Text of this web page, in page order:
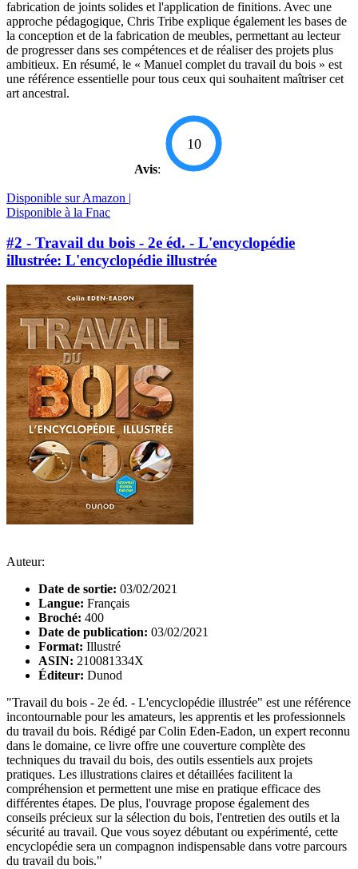
fabrication de joints solides et l'application de finitions. Avec une
approche pédagogique, Chris Tribe explique également les bases de
la conception et de la fabrication de meubles, permettant au lecteur
de progresser dans ses compétences et de réaliser des projets plus
ambitieux. En résumé, le « Manuel complet du travail du bois » est
une référence essentielle pour tous ceux qui souhaitent maîtriser cet
art ancestral.
Avis:
10
Disponible sur Amazon |
Disponible à la Fnac
#2 - Travail du bois - 2e éd. - L'encyclopédie
illustrée: L'encyclopédie illustrée
Auteur:
Date de sortie: 03/02/2021
Langue: Français
Broché: 400
Date de publication: 03/02/2021
Format: Illustré
ASIN: 210081334X
Éditeur: Dunod
"Travail du bois - 2e éd. - L'encyclopédie illustrée" est une référence
incontournable pour les amateurs, les apprentis et les professionnels
du travail du bois. Rédigé par Colin Eden-Eadon, un expert reconnu
dans le domaine, ce livre offre une couverture complète des
techniques du travail du bois, des outils essentiels aux projets
pratiques. Les illustrations claires et détaillées facilitent la
compréhension et permettent une mise en pratique efficace des
différentes étapes. De plus, l'ouvrage propose également des
conseils précieux sur la sélection du bois, l'entretien des outils et la
sécurité au travail. Que vous soyez débutant ou expérimenté, cette
encyclopédie sera un compagnon indispensable dans votre parcours
du travail du bois."